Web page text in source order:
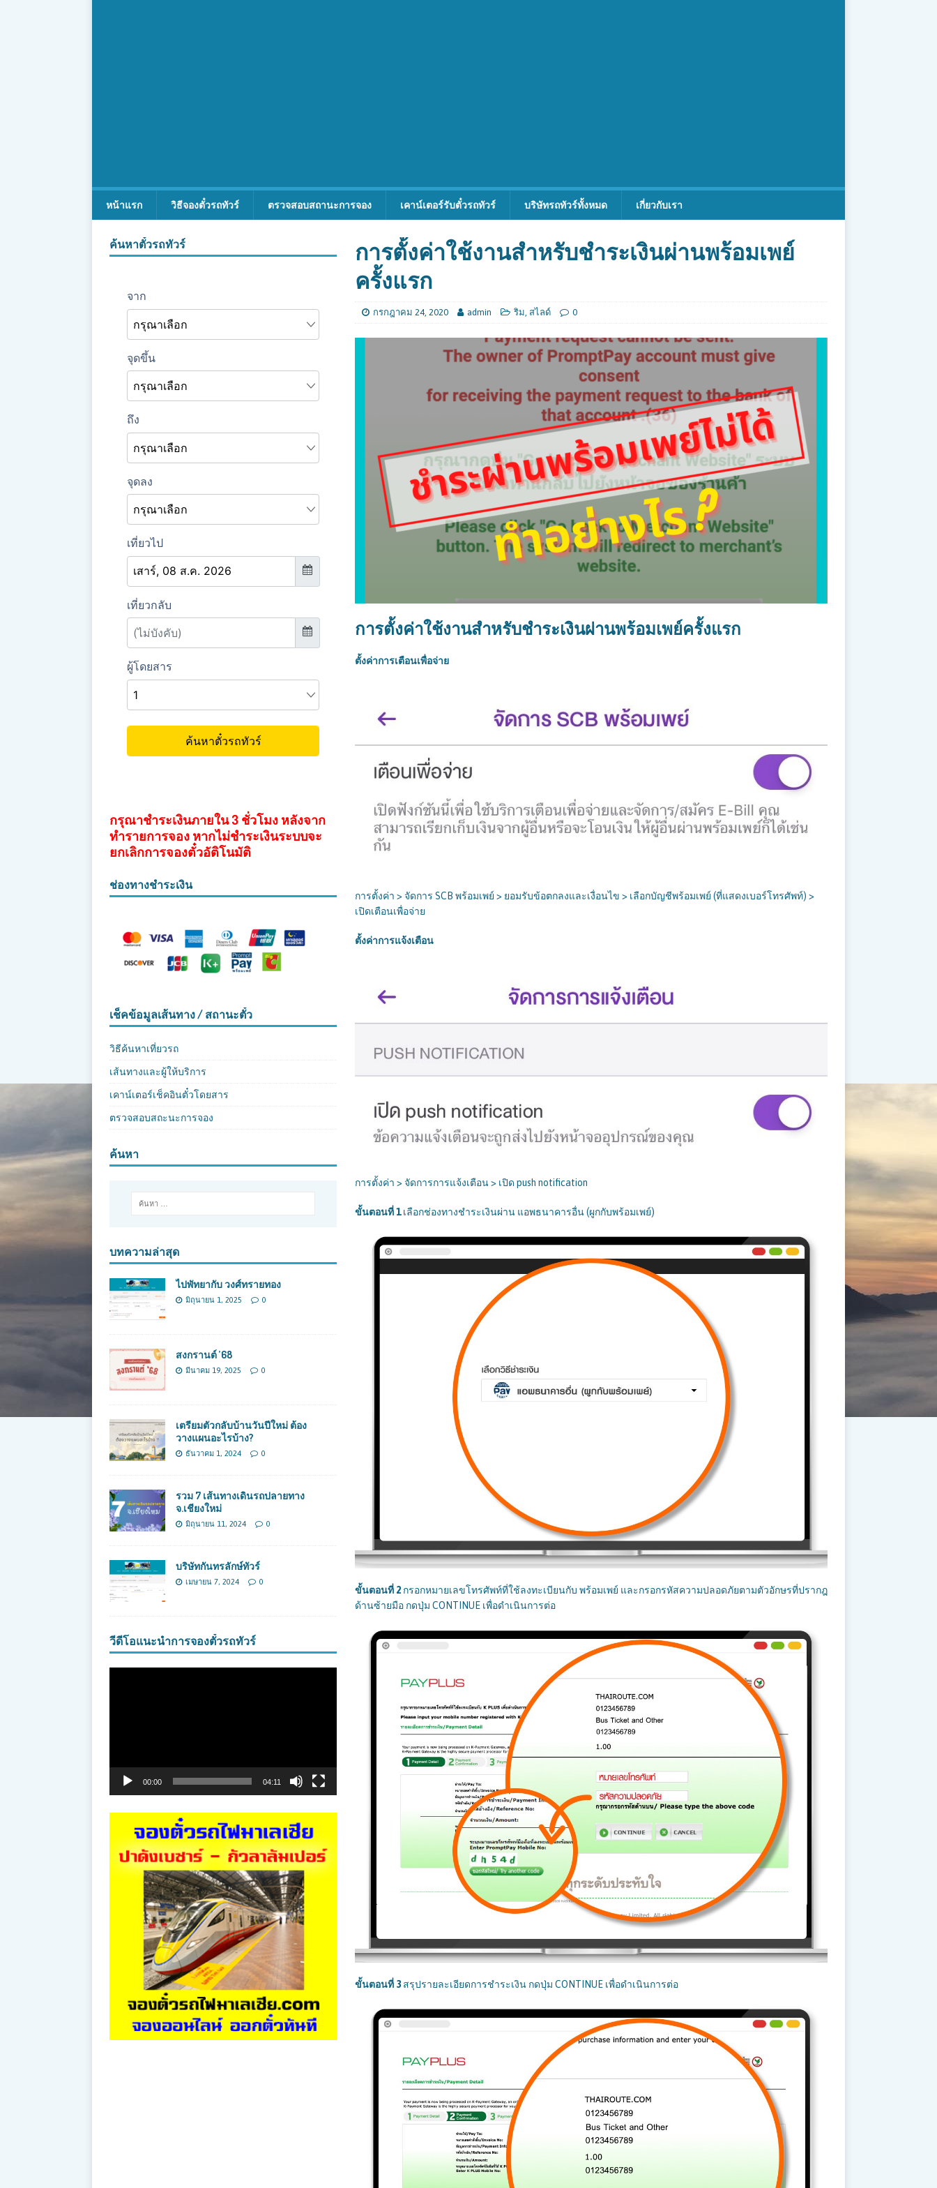
หน้าแรก วิธีจองตั๋วรถทัวร์ ตรวจสอบสถานะการจอง เคาน์เตอร์รับตั๋วรถทัวร์ บริษัทรถทัวร์ทั้งหมด เกี่ยวกับเรา
การตั้งค่าใช้งานสำหรับชำระเงินผ่านพร้อมเพย์
ครั้งแรก
กรกฎาคม 24, 2020 admin ริม, สไลด์ 0
การตั้งค่าใช้งานสำหรับชำระเงินผ่านพร้อมเพย์ครั้งแรก
ตั้งค่าการเตือนเพื่อจ่าย
การตั้งค่า > จัดการ SCB พร้อมเพย์ > ยอมรับข้อตกลงและเงื่อนไข > เลือกบัญชีพร้อมเพย์ (ที่แสดงเบอร์โทรศัพท์) >
เปิดเตือนเพื่อจ่าย
ตั้งค่าการแจ้งเตือน
การตั้งค่า > จัดการการแจ้งเตือน > เปิด push notification
ขั้นตอนที่1เลือกช่องทางชำระเงินผ่าน แอพธนาคารอื่น (ผูกกับพร้อมเพย์)
ขั้นตอนที่ 2กรอกหมายเลขโทรศัพท์ที่ใช้ลงทะเบียนกับ พร้อมเพย์ และกรอกรหัสความปลอดภัยตามตัวอักษรที่ปรากฎ
ด้านซ้ายมือ กดปุ่ม CONTINUE เพื่อดำเนินการต่อ
ขั้นตอนที่ 3สรุปรายละเอียดการชำระเงิน กดปุ่ม CONTINUE เพื่อดำเนินการต่อ
ค้นหาตั๋วรถทัวร์
กรุณาชำระเงินภายใน 3 ชั่วโมง หลังจาก
ทำรายการจอง หากไม่ชำระเงินระบบจะ
ยกเลิกการจองตั๋วอัติโนมัติ
ช่องทางชำระเงิน
เช็คข้อมูลเส้นทาง / สถานะตั๋ว
วิธีค้นหาเที่ยวรถ
เส้นทางและผู้ให้บริการ
เคาน์เตอร์เช็คอินตั๋วโดยสาร
ตรวจสอบสถะนะการจอง
ค้นหา
บทความล่าสุด
ไปพัทยากับ วงศ์ทรายทอง
มิถุนายน 1, 2025 0
สงกรานต์ ’68
มีนาคม 19, 2025 0
เตรียมตัวกลับบ้านวันปีใหม่ ต้อง
วางแผนอะไรบ้าง?
ธันวาคม 1, 2024 0
รวม 7 เส้นทางเดินรถปลายทาง
จ.เชียงใหม่
มิถุนายน 11, 2024 0
บริษัทกันทรลักษ์ทัวร์
เมษายน 7, 2024 0
วีดีโอแนะนำการจองตั๋วรถทัวร์
00:00 04:11